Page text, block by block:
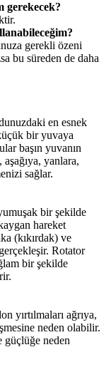
gerekecek?
gerekli özeni
bu süreden de daha
en esnek
bir yuvaya
başın yuvanın
yanlara,
sağlar.
bir şekilde
hareket
(kıkırdak) ve
Rotator
bir şekilde
yırtılmaları ağrıya,
neden olabilir.
güçlüğe neden